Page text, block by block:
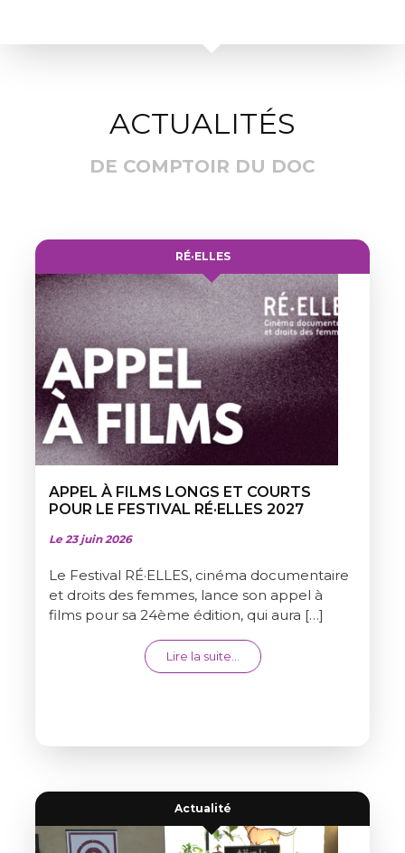
ACTUALITÉS
DE COMPTOIR DU DOC
RÉ·ELLES
APPEL À FILMS LONGS ET COURTS
POUR LE FESTIVAL RÉ·ELLES 2027
Le 23 juin 2026
Le Festival RÉ·ELLES, cinéma documentaire
et droits des femmes, lance son appel à
films pour sa 24ème édition, qui aura […]
Lire la suite… from APPEL À FILMS
Actualité